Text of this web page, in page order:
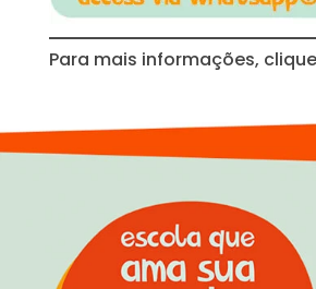
Para mais informações,